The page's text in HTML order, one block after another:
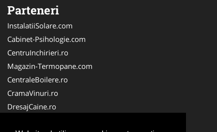
Parteneri
InstalatiiSolare.com
Cabinet-Psihologie.com
CentruInchirieri.ro
Magazin-Termopane.com
CentraleBoilere.ro
CramaVinuri.ro
DresajCaine.ro